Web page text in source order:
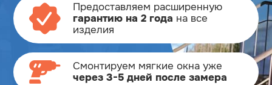
Предоставляем расширенную
гарантию на 2 года на все
изделия
Смонтируем мягкие окна уже
через 3-5 дней после замера